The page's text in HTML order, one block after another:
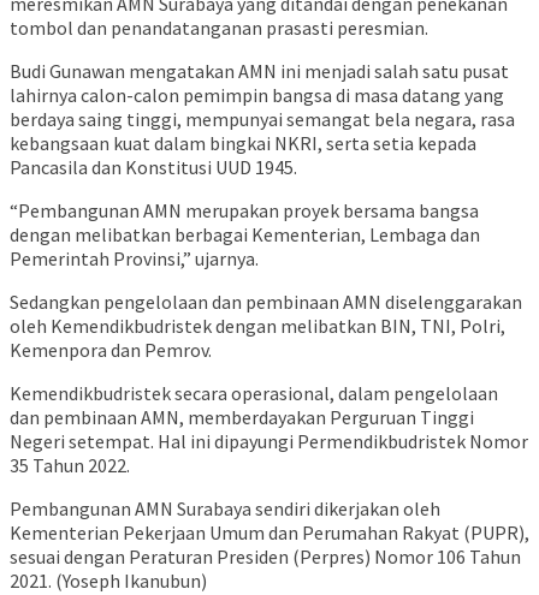
tombol dan penandatanganan prasasti peresmian.
Budi Gunawan mengatakan AMN ini menjadi salah satu pusat
lahirnya calon-calon pemimpin bangsa di masa datang yang
berdaya saing tinggi, mempunyai semangat bela negara, rasa
kebangsaan kuat dalam bingkai NKRI, serta setia kepada
Pancasila dan Konstitusi UUD 1945.
“Pembangunan AMN merupakan proyek bersama bangsa
dengan melibatkan berbagai Kementerian, Lembaga dan
Pemerintah Provinsi,” ujarnya.
Sedangkan pengelolaan dan pembinaan AMN diselenggarakan
oleh Kemendikbudristek dengan melibatkan BIN, TNI, Polri,
Kemenpora dan Pemrov.
Kemendikbudristek secara operasional, dalam pengelolaan
dan pembinaan AMN, memberdayakan Perguruan Tinggi
Negeri setempat. Hal ini dipayungi Permendikbudristek Nomor
35 Tahun 2022.
Pembangunan AMN Surabaya sendiri dikerjakan oleh
Kementerian Pekerjaan Umum dan Perumahan Rakyat (PUPR),
sesuai dengan Peraturan Presiden (Perpres) Nomor 106 Tahun
2021. (Yoseph Ikanubun)